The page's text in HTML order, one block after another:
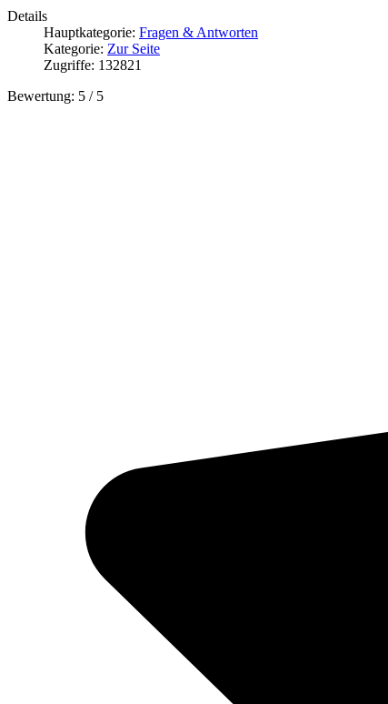
Details
Hauptkategorie: Fragen & Antworten
Kategorie: Zur Seite
Zugriffe: 132821
Bewertung: 5 / 5